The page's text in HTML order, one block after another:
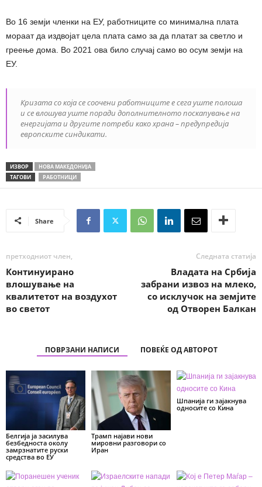
Во 16 земји членки на ЕУ, работниците со минимална плата
мораат да издвојат цела плата само за да платат за светло и
греење дома. Во 2021 ова било случај само во осум земји на
ЕУ.
Кризата со која се соочени работниците е сега уште полоша
и се влошува уште поради дополнителното поскапување на
енергијата и другите потреби како храна – предупредија
европските синдикати.
ИЗВОР
НОВА МАКЕДОНИЈА
ТАГОВИ
РАБОТНИЦИ
Share
претходниот член,
Континуирано
влошување на
квалитетот на воздухот
во светот
Следната статија
Владата на Србија
забрани извоз на млеко,
со исклучок на земјите
од Отворен Балкан
ПОВРЗАНИ НАПИСИ ПОВЕЌЕ ОД АВТОРОТ
Белгија ја засилува
безбедноста околу
замрзнатите руски
средства во ЕУ
Трамп најави нови
мировни разговори со
Иран
Шпанија ги зајакнува
односите со Кина